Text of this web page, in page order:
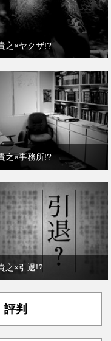
之×ヤクザ!?
之×事務所!?
之×引退!?
判